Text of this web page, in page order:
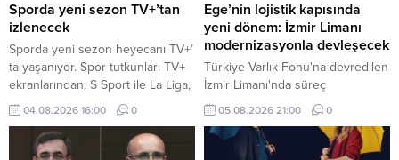
Sporda yeni sezon TV+’tan
izlenecek
Sporda yeni sezon heyecanı TV+’
ta yaşanıyor. Spor tutkunları TV+
ekranlarından; S Sport ile La Liga,
Serie A, NBA, EuroLeague, UFC
ve MotoGP, tabii Spor ile seçili
Şampiyonlar Ligi ve FA Cup
karşılaşmaları, Eurosport ile de
04.08.2026 16:00 0
Ege’nin lojistik kapısında
yeni dönem: İzmir Limanı
modernizasyonla devleşecek
Türkiye Varlık Fonu'na devredilen
İzmir Limanı'nda süreç
tamamlandı. Mülkiyeti kamuda
kalacak dev tesis, Alport
işletmeciliği ve kapsamlı
modernizasyon yatırımlarıyla
05.08.2026 21:00 0